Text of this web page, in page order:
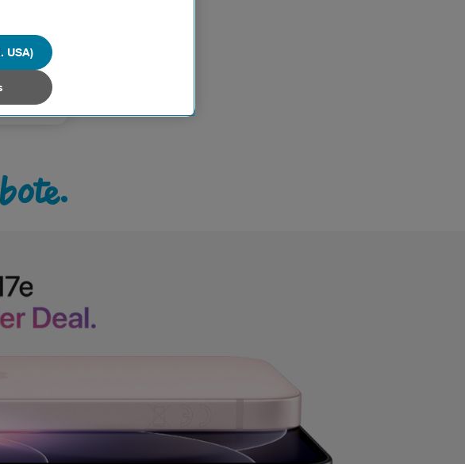
wie in der
wie europäische
nur jene Cookies im Einsatz, die
USA)